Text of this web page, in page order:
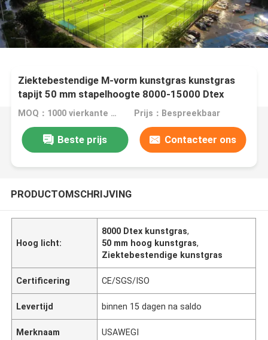
Ziektebestendige M-vorm kunstgras kunstgras
tapijt 50 mm stapelhoogte 8000-15000 Dtex
MOQ：1000 vierkante meter Prijs：Bespreekbaar
Beste prijs Contacteer ons
PRODUCTOMSCHRIJVING
Hoog licht:
8000 Dtex kunstgras,
50 mm hoog kunstgras,
Ziektebestendige kunstgras
Certificering CE/SGS/ISO
Levertijd binnen 15 dagen na saldo
Merknaam USAWEGI